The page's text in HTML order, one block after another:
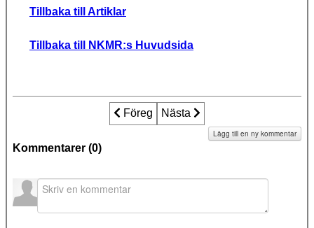
Tillbaka till Artiklar
Tillbaka till NKMR:s Huvudsida
Föregående artikel: Det stinkande
Föreg Nästa artikel: Det känns som
Nästa
Kommentarer (0)
Lägg till en ny kommentar